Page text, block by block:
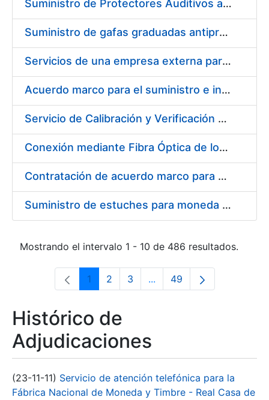
Suministro de Protectores Auditivos a medida para las personas trabajadoras de los Centros de Trabajo de Madrid y Burgos
Suministro de gafas graduadas antiproyecciones para los trabajadores de la FNMT-RCM en los centros de trabajo de Madrid y Burgos
Servicios de una empresa externa para el asesoramiento y resolución de los recursos de alzada que se presentan relacionados con procesos de selección para la FNMT-RCM
Acuerdo marco para el suministro e instalación de persianas, estores y otros complementos
Servicio de Calibración y Verificación Externa de los Equipos de Medición del Servicio de Prevención de la FNMT-RCM
Conexión mediante Fibra Óptica de los Centros de Proceso de Datos (CPDs) de las sedes de la FNMT-RCM de Burgos y Madrid
Contratación de acuerdo marco para el Suministro de Material de Electricidad para la Fábrica Nacional de Moneda y Timbre-Real Casa de la Moneda en su centro de trabajo de Burgos
Suministro de estuches para moneda de 30 €
Mostrando el intervalo 1 - 10 de 486 resultados.
Página
1 Página
2 Página
3 ...Páginas intermedias Use
Página
49
Histórico de
Adjudicaciones
(23-11-11) Servicio de atención telefónica para la
Fábrica Nacional de Moneda y Timbre - Real Casa de